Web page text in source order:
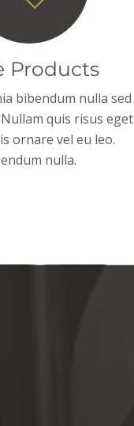
Products
bibendum nulla sed
quis risus eget
ornare vel eu leo.
nulla.